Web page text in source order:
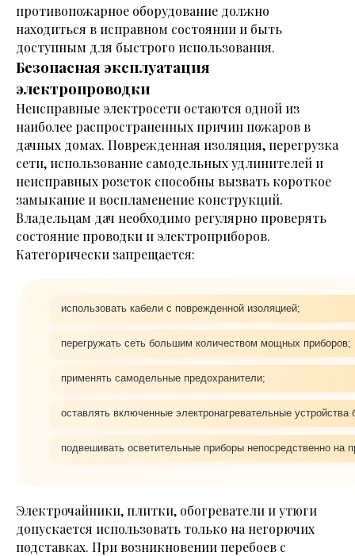
противопожарное оборудование должно
находиться в исправном состоянии и быть
доступным для быстрого использования.
Безопасная эксплуатация
электропроводки
Неисправные электросети остаются одной из
наиболее распространенных причин пожаров в
дачных домах. Поврежденная изоляция, перегрузка
сети, использование самодельных удлинителей и
неисправных розеток способны вызвать короткое
замыкание и воспламенение конструкций.
Владельцам дач необходимо регулярно проверять
состояние проводки и электроприборов.
Категорически запрещается:
использовать кабели с поврежденной изоляцией;
перегружать сеть большим количеством мощных приборов;
применять самодельные предохранители;
оставлять включенные электронагревательные устройства
подвешивать осветительные приборы непосредственно на
Электрочайники, плитки, обогреватели и утюги
допускается использовать только на негорючих
подставках. При возникновении перебоев с